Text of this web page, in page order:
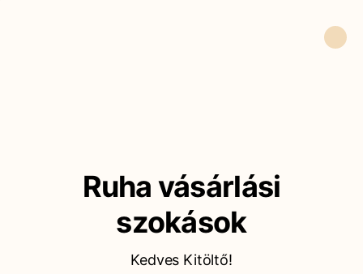
Ruha vásárlási
szokások
Kedves Kitöltő!